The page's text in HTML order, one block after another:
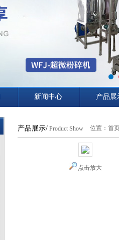
新闻中心 产品展
产品展示/ Product Show 位置： 首
点击放大